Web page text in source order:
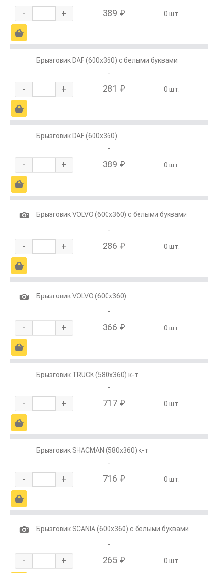
- + 389 ₽ 0 шт.
Ä
Брызговик DAF (600х360) с белыми буквами
-
- + 281 ₽ 0 шт.
Ä
Брызговик DAF (600х360)
-
- + 389 ₽ 0 шт.
Ä
1
Брызговик VOLVO (600х360) с белыми буквами
-
- + 286 ₽ 0 шт.
Ä
1
Брызговик VOLVO (600х360)
-
- + 366 ₽ 0 шт.
Ä
Брызговик TRUCK (580х360) к-т
-
- + 717 ₽ 0 шт.
Ä
Брызговик SHACMAN (580х360) к-т
-
- + 716 ₽ 0 шт.
Ä
1
Брызговик SCANIA (600х360) с белыми буквами
-
- + 265 ₽ 0 шт.